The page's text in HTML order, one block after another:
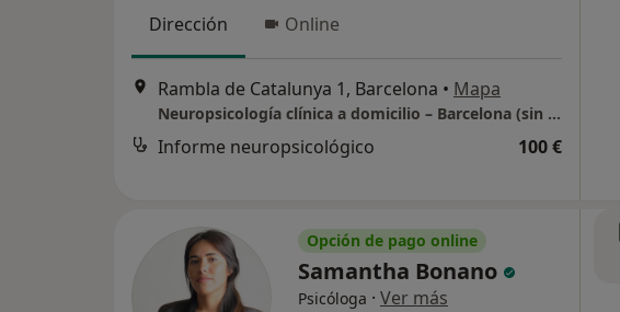
Dirección Online
Rambla de Catalunya 1, Barcelona • Mapa
Neuropsicología clínica a domicilio – Barcelona (sin consulta presencial)
Informe neuropsicológico 100 €
Opción de pago online
Samantha Bonano
Psicóloga · Ver más